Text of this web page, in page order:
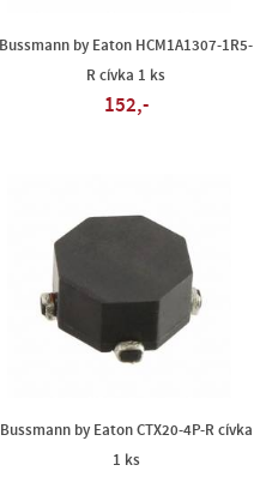
Bussmann by Eaton HCM1A1307-1R5-
R cívka 1 ks
152,-
Bussmann by Eaton CTX20-4P-R cívka
1 ks